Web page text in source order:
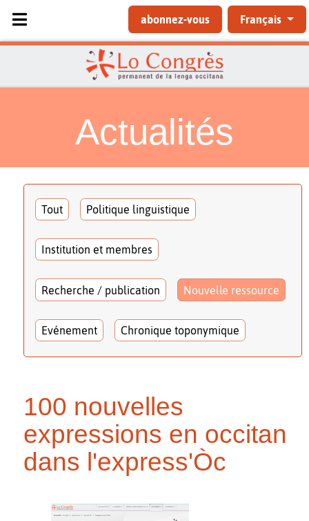
Sélectionnez votre langue
abonnez-vous Français
Actualités
Tout Politique linguistique
Institution et membres
Recherche / publication Nouvelle ressource
Evénement Chronique toponymique
100 nouvelles
expressions en occitan
dans l'express'Òc